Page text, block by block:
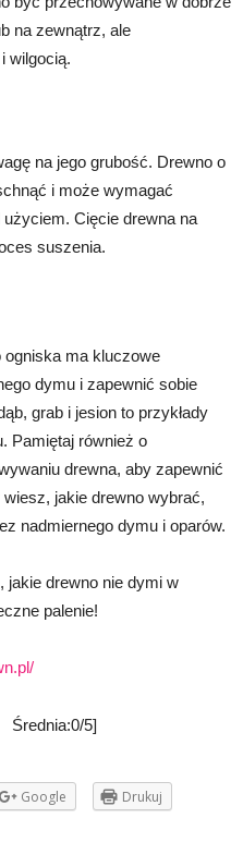
na zewnątrz, ale
wilgocią.
na jego grubość. Drewno o
i może wymagać
Cięcie drewna na
suszenia.
ogniska ma kluczowe
dymu i zapewnić sobie
grab i jesion to przykłady
Pamiętaj również o
drewna, aby zapewnić
jakie drewno wybrać,
nadmiernego dymu i oparów.
jakie drewno nie dymi w
palenie!
Średnia:0/5]
Google Drukuj